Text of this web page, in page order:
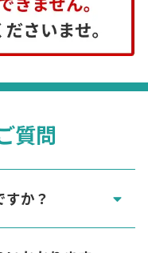
ご了承くださ
質問
か？